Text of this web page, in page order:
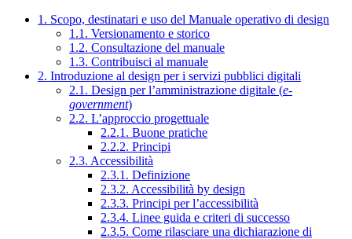
1. Scopo, destinatari e uso del Manuale operativo di design
1.1. Versionamento e storico
1.2. Consultazione del manuale
1.3. Contribuisci al manuale
2. Introduzione al design per i servizi pubblici digitali
2.1. Design per l’amministrazione digitale (e-
government)
2.2. L’approccio progettuale
2.2.1. Buone pratiche
2.2.2. Principi
2.3. Accessibilità
2.3.1. Definizione
2.3.2. Accessibilità by design
2.3.3. Principi per l’accessibilità
2.3.4. Linee guida e criteri di successo
2.3.5. Come rilasciare una dichiarazione di